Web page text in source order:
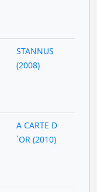
STANNUS
(2008)
A CARTE D
´OR (2010)